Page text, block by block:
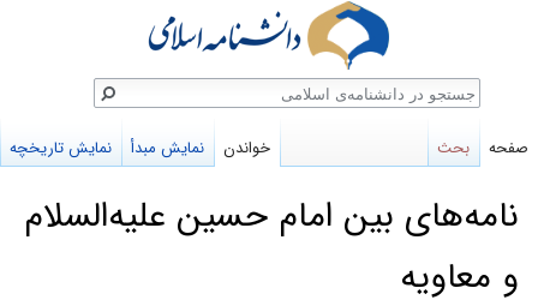
نامه‌های بین امام حسین علیه‌السلام
و معاویه
صفحه بحث خواندن نمایش مبدأ نمایش تاریخچه
جستجو